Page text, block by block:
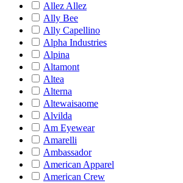
Allez Allez
Ally Bee
Ally Capellino
Alpha Industries
Alpina
Altamont
Altea
Alterna
Altewaisaome
Alvilda
Am Eyewear
Amarelli
Ambassador
American Apparel
American Crew